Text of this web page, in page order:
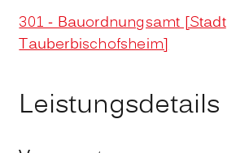
301 - Bauordnungsamt [Stadt
Tauberbischofsheim]
Leistungsdetails